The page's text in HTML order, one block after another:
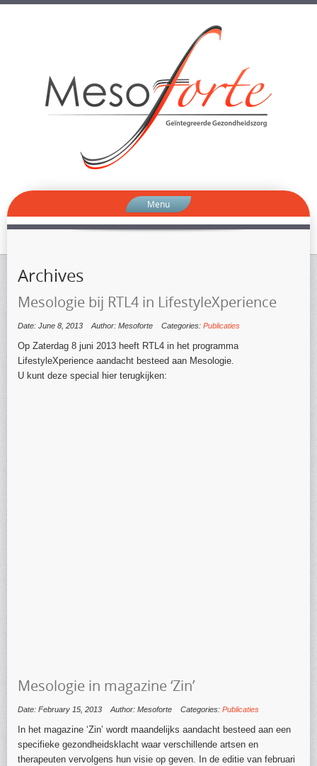
Menu
Archives
Mesologie bij RTL4 in LifestyleXperience
Date: June 8, 2013 Author: Mesoforte Categories: Publicaties
Op Zaterdag 8 juni 2013 heeft RTL4 in het programma
LifestyleXperience aandacht besteed aan Mesologie.
U kunt deze special hier terugkijken:
Mesologie in magazine ‘Zin’
Date: February 15, 2013 Author: Mesoforte Categories: Publicaties
In het magazine ‘Zin’ wordt maandelijks aandacht besteed aan een
specifieke gezondheidsklacht waar verschillende artsen en
therapeuten vervolgens hun visie op geven. In de editie van februari